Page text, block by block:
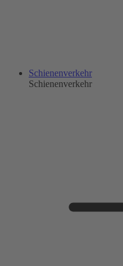
Schienenverkehr
Schienenverkehr